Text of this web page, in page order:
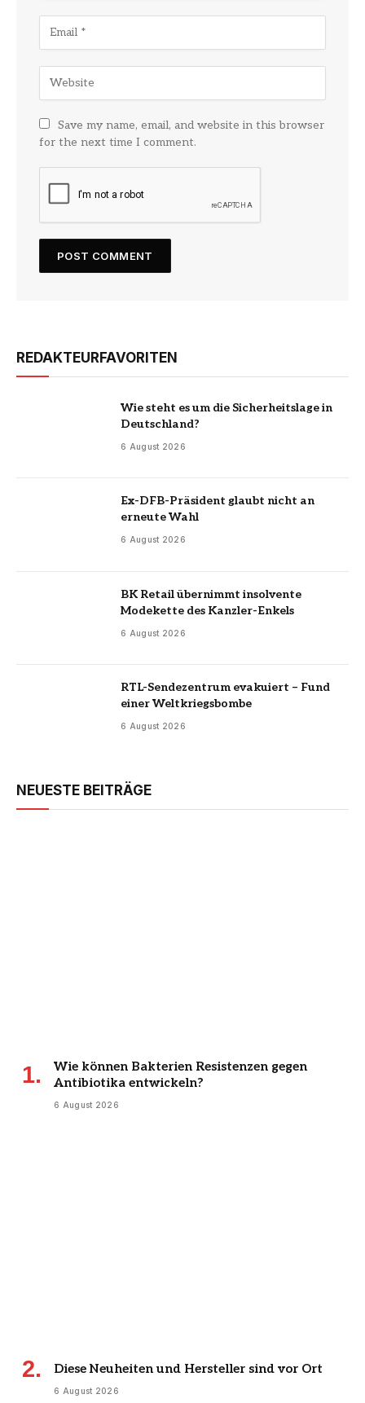
Save my name, email, and website in this browser
for the next time I comment.
REDAKTEURFAVORITEN
Wie steht es um die Sicherheitslage in
Deutschland?
6 August 2026
Ex-DFB-Präsident glaubt nicht an
erneute Wahl
6 August 2026
BK Retail übernimmt insolvente
Modekette des Kanzler-Enkels
6 August 2026
RTL-Sendezentrum evakuiert – Fund
einer Weltkriegsbombe
6 August 2026
NEUESTE BEITRÄGE
Wie können Bakterien Resistenzen gegen
Antibiotika entwickeln?
6 August 2026
Diese Neuheiten und Hersteller sind vor Ort
6 August 2026